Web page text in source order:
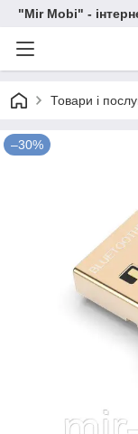
"Mir Mobi" -
Товари і
–30%